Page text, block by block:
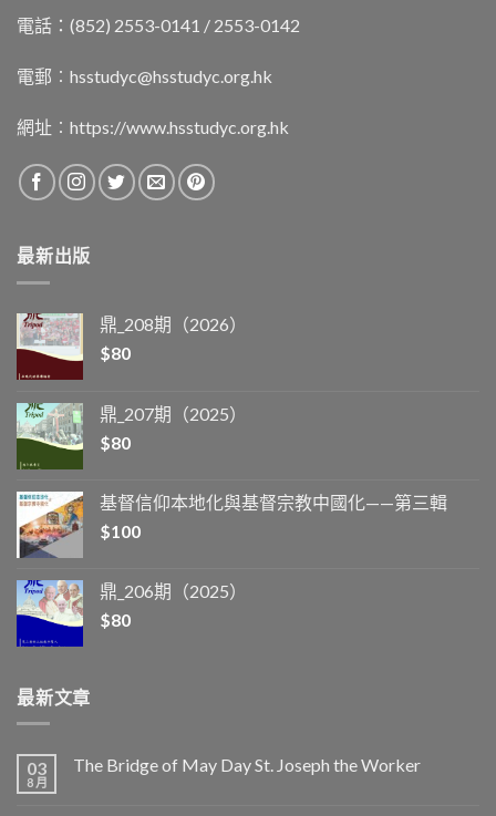
電話：(852) 2553-0141 / 2553-0142
電郵︰ hsstudyc@hsstudyc.org.hk
網址︰ https://www.hsstudyc.org.hk
最新出版
鼎_208期（2026）
$80
鼎_207期（2025）
$80
基督信仰本地化與基督宗教中國化——第三輯
$100
鼎_206期（2025）
$80
最新文章
03
8 月
The Bridge of May Day St. Joseph the Worker